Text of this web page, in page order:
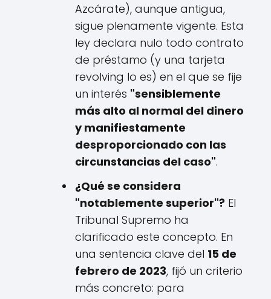
Azcárate), aunque antigua,
sigue plenamente vigente. Esta
ley declara nulo todo contrato
de préstamo (y una tarjeta
revolving lo es) en el que se fije
un interés "sensiblemente
más alto al normal del dinero
y manifiestamente
desproporcionado con las
circunstancias del caso".
¿Qué se considera
"notablemente superior"? El
Tribunal Supremo ha
clarificado este concepto. En
una sentencia clave del 15 de
febrero de 2023, fijó un criterio
más concreto: para